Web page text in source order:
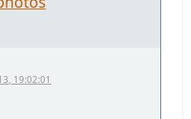
19:02:01